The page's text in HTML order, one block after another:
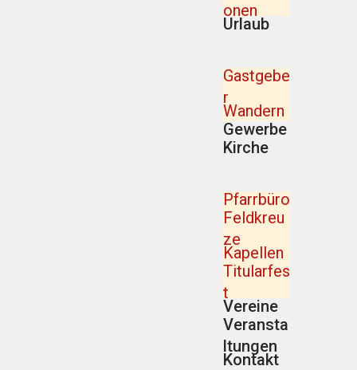
onen
Urlaub
Gastgebe
r
Wandern
Gewerbe
Kirche
Pfarrbüro
Feldkreu
ze
Kapellen
Titularfes
t
Vereine
Veransta
ltungen
Kontakt